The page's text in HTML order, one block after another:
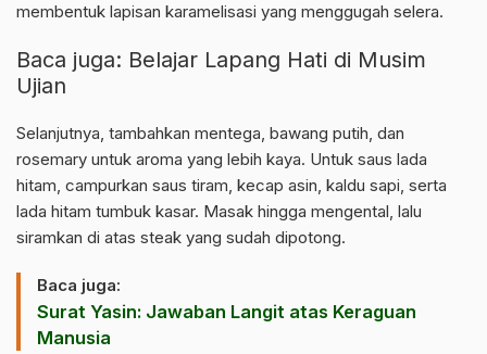
membentuk lapisan karamelisasi yang menggugah selera.
Baca juga: Belajar Lapang Hati di Musim
Ujian
Selanjutnya, tambahkan mentega, bawang putih, dan
rosemary untuk aroma yang lebih kaya. Untuk saus lada
hitam, campurkan saus tiram, kecap asin, kaldu sapi, serta
lada hitam tumbuk kasar. Masak hingga mengental, lalu
siramkan di atas steak yang sudah dipotong.
Baca juga:
Surat Yasin: Jawaban Langit atas Keraguan
Manusia